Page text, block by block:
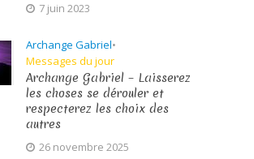
7 juin 2023
Archange Gabriel•
Messages du jour
Archange Gabriel – Laisserez
les choses se dérouler et
respecterez les choix des
autres
26 novembre 2025